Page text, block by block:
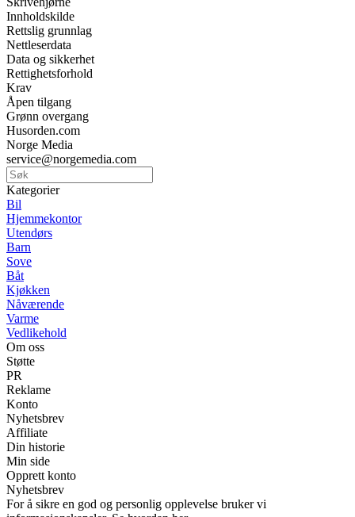
Innholdskilde
Rettslig grunnlag
Nettleserdata
Data og sikkerhet
Rettighetsforhold
Krav
Åpen tilgang
Grønn overgang
Husorden.com
Norge Media
service@norgemedia.com
Kategorier
Bil
Hjemmekontor
Utendørs
Barn
Sove
Båt
Kjøkken
Nåværende
Varme
Vedlikehold
Om oss
Støtte
PR
Reklame
Konto
Nyhetsbrev
Affiliate
Din historie
Min side
Opprett konto
Nyhetsbrev
For å sikre en god og personlig opplevelse bruker vi